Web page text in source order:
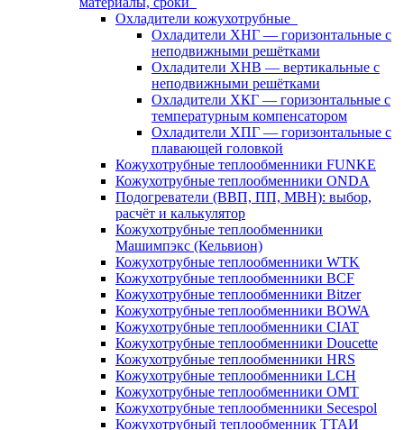
Охладители кожухотрубные
Охладители ХНГ — горизонтальные с
неподвижными решётками
Охладители ХНВ — вертикальные с
неподвижными решётками
Охладители ХКГ — горизонтальные с
температурным компенсатором
Охладители ХПГ — горизонтальные с
плавающей головкой
Кожухотрубные теплообменники FUNKE
Кожухотрубные теплообменники ONDA
Подогреватели (ВВП, ПП, МВН): выбор,
расчёт и калькулятор
Кожухотрубные теплообменники
Машимпэкс (Кельвион)
Кожухотрубные теплообменники WTK
Кожухотрубные теплообменники BCF
Кожухотрубные теплообменники Bitzer
Кожухотрубные теплообменники BOWA
Кожухотрубные теплообменники CIAT
Кожухотрубные теплообменники Doucette
Кожухотрубные теплообменники HRS
Кожухотрубные теплообменники LCH
Кожухотрубные теплообменники OMT
Кожухотрубные теплообменники Secespol
Кожухотрубный теплообменник ТТАИ